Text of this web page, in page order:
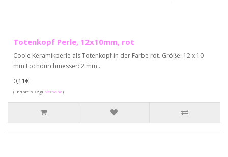
Totenkopf Perle, 12x10mm, rot
Coole Keramikperle als Totenkopf in der Farbe rot. Größe: 12 x 10
mm Lochdurchmesser: 2 mm..
0,11€
(Endpreis zzgl.Versand)